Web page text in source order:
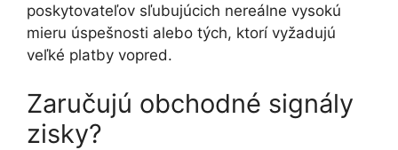
poskytovateľov sľubujúcich nereálne vysokú
mieru úspešnosti alebo tých, ktorí vyžadujú
veľké platby vopred.
Zaručujú obchodné signály
zisky?